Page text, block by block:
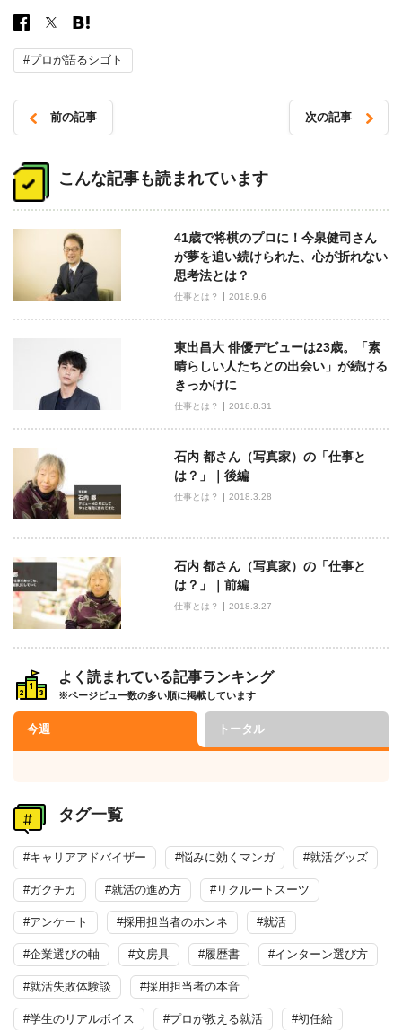
#プロが語るシゴト
稿
ナ
シ
ョ
前の記事 次の記事
こんな記事も読まれています
41歳で将棋のプロに！今泉健司さん
が夢を追い続けられた、心が折れない
思考法とは？
仕事とは？ 2018.9.6
東出昌大 俳優デビューは23歳。「素
晴らしい人たちとの出会い」が続ける
きっかけに
仕事とは？ 2018.8.31
石内 都さん（写真家）の「仕事と
は？」｜後編
仕事とは？ 2018.3.28
石内 都さん（写真家）の「仕事と
は？」｜前編
仕事とは？ 2018.3.27
よく読まれている記事ランキング
※ページビュー数の多い順に掲載しています
今週 トータル
タグ一覧
#キャリアアドバイザー #悩みに効くマンガ #就活グッズ
#ガクチカ #就活の進め方 #リクルートスーツ
#アンケート #採用担当者のホンネ #就活
#企業選びの軸 #文房具 #履歴書 #インターン選び方
#就活失敗体験談 #採用担当者の本音
#学生のリアルボイス #プロが教える就活 #初任給